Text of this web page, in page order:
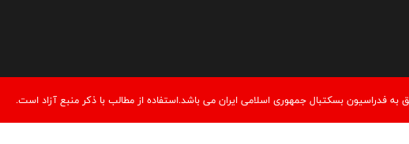
فدراسیون بسکتبال جمهوری اسلامی ایران می باشد.استفاده از مطالب با ذكر منبع آزاد است.